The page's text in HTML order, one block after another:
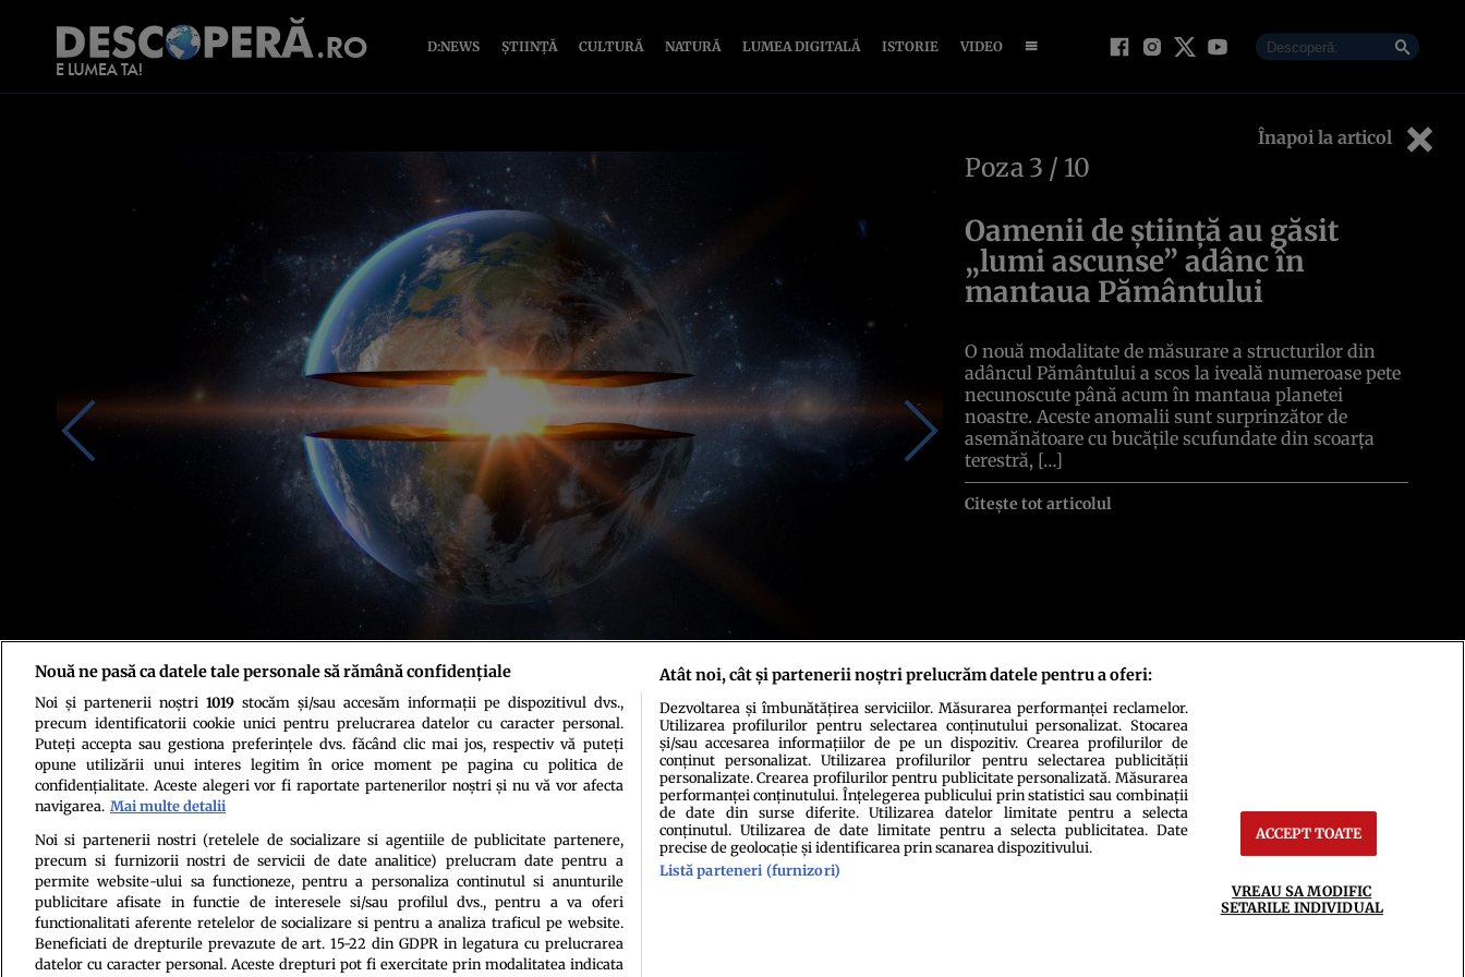
D:NEWS ȘTIINȚĂ CULTURĂ NATURĂ LUMEA DIGITALĂ ISTORIE VIDEO
Înapoi la articol
Foto: Shutterstock
Poza 3 / 10
Oamenii de știință au găsit
„lumi ascunse” adânc în
mantaua Pământului
O nouă modalitate de măsurare a structurilor din
adâncul Pământului a scos la iveală numeroase pete
necunoscute până acum în mantaua planetei
noastre. Aceste anomalii sunt surprinzător de
asemănătoare cu bucățile scufundate din scoarța
terestră, […]
Citește tot articolul
Politica de confidenţialitatePolitica de cookiesTermeni şi condiţii Echipa redacțională ContactSetări Cookies
Nouă ne pasă ca datele tale personale să rămână confidențiale
Noi și partenerii noștri 1019stocăm și/sau accesăm informații pe dispozitivul dvs.,
precum identificatorii cookie unici pentru prelucrarea datelor cu caracter personal.
Puteți accepta sau gestiona preferințele dvs. făcând clic mai jos, respectiv vă puteți
opune utilizării unui interes legitim în orice moment pe pagina cu politica de
confidențialitate. Aceste alegeri vor fi raportate partenerilor noștri și nu vă vor afecta
navigarea. Mai multe detalii
Noi si partenerii nostri (retelele de socializare si agentiile de publicitate partenere,
precum si furnizorii nostri de servicii de date analitice) prelucram date pentru a
permite website-ului sa functioneze, pentru a personaliza continutul si anunturile
publicitare afisate in functie de interesele si/sau profilul dvs., pentru a va oferi
functionalitati aferente retelelor de socializare si pentru a analiza traficul pe website.
Beneficiati de drepturile prevazute de art. 15-22 din GDPR in legatura cu prelucrarea
datelor cu caracter personal. Aceste drepturi pot fi exercitate prin modalitatea indicata
Atât noi, cât și partenerii noștri prelucrăm datele pentru a oferi:
Dezvoltarea și îmbunătățirea serviciilor. Măsurarea performanței reclamelor.
Utilizarea profilurilor pentru selectarea conținutului personalizat. Stocarea
și/sau accesarea informațiilor de pe un dispozitiv. Crearea profilurilor de
conținut personalizat. Utilizarea profilurilor pentru selectarea publicității
personalizate. Crearea profilurilor pentru publicitate personalizată. Măsurarea
performanței conținutului. Înțelegerea publicului prin statistici sau combinații
de date din surse diferite. Utilizarea datelor limitate pentru a selecta
conținutul. Utilizarea de date limitate pentru a selecta publicitatea. Date
precise de geolocație și identificarea prin scanarea dispozitivului.
Listă parteneri (furnizori)
ACCEPT TOATE
VREAU SA MODIFIC
SETARILE INDIVIDUAL